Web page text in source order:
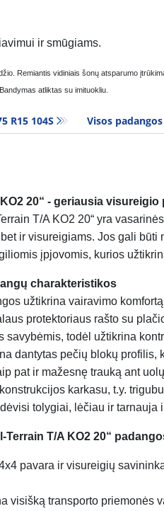
ir smūgiams.
Remiantis vidiniais šonų atsparumo
atliktas su imituokliu.
R15 104S Visos
20“ - geriausia visureigio
T/A KO2 20“ yra
ir visureigiams. Jos gali būti
įpjovomis, kurios
charakteristikos
užtikrina vairavimo
protektoriaus rašto su
savybėmis, todėl užtikrina
dantytas pečių blokų
pat ir mažesnę trauką ant
karkasu, t.y.
tolygiai, lėčiau ir tarnauja
T/A KO2 20“
pavara ir visureigių
visišką transporto priemonės